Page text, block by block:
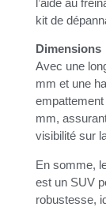
kit de
Dimensions
Avec une
mm et une
mm,
visibilité sur
En somme,
est un SUV
robustesse,